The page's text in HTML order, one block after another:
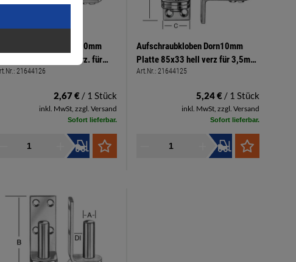
Aufschraubkloben Dorn10mm
Platte85x33mm hell verz. für
Spanplattenschrauben
21644126
2,67 € / 1 Stück
inkl. MwSt, zzgl. Versand
Sofort lieferbar.
Aufschraubkloben Dorn10mm
Platte 85x33 hell verz für 3,5mm
Spanplattenschrauben
Art.Nr.: 21644125
5,24 € / 1 Stück
inkl. MwSt, zzgl. Versand
Sofort lieferbar.